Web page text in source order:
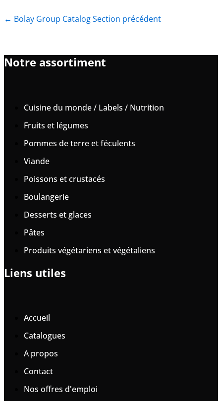
← Bolay Group Catalog Section précédent
Notre assortiment
Cuisine du monde / Labels / Nutrition
Fruits et légumes
Pommes de terre et féculents
Viande
Poissons et crustacés
Boulangerie
Desserts et glaces
Pâtes
Produits végétariens et végétaliens
Liens utiles
Accueil
Catalogues
A propos
Contact
Nos offres d'emploi